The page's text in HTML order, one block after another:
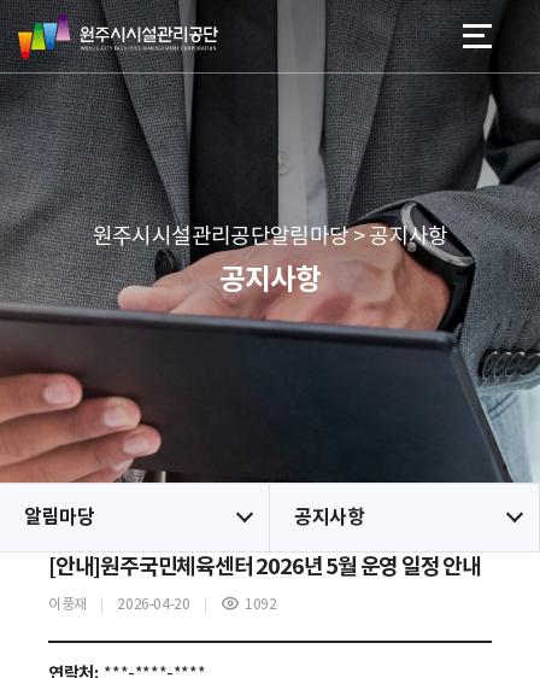
스
킵
네
비
게
이
션
본문 바로가기
메뉴 바로가기
원
주
시
시
설
관
리
공
단 원주시시설관리공단알림마당 > 공지사항
공지사항
알림마당 공지사항
[안내]원주국민체육센터 2026년 5월 운영 일정 안내
이풍재 2026-04-20
조
1092
연락처: ***-****-****